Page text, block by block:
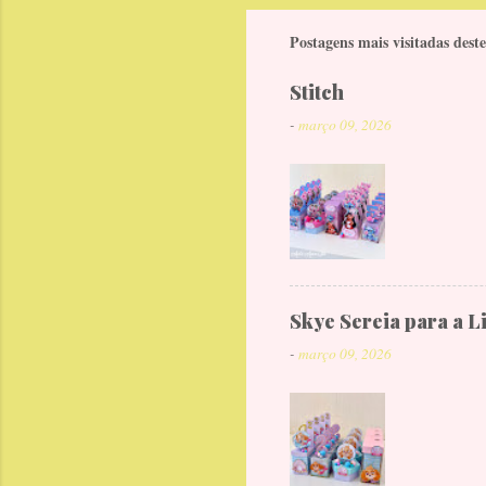
Postagens mais visitadas
Stitch
- março 09, 2026
Skye Sereia para a
- março 09, 2026